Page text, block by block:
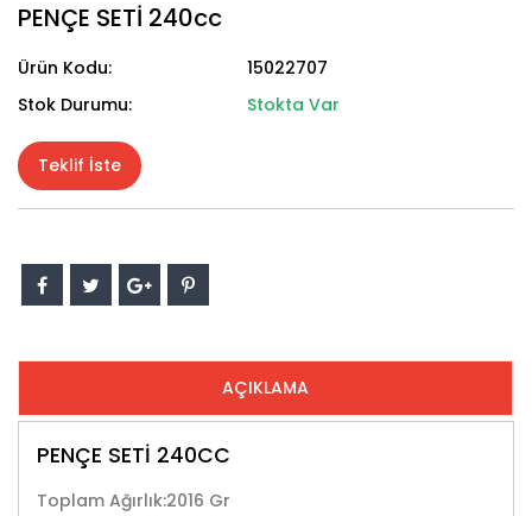
PENÇE SETİ 240cc
Ürün Kodu:
15022707
Stok Durumu:
Stokta Var
Teklif İste
AÇIKLAMA
PENÇE SETİ 240CC
Toplam Ağırlık:2016 Gr